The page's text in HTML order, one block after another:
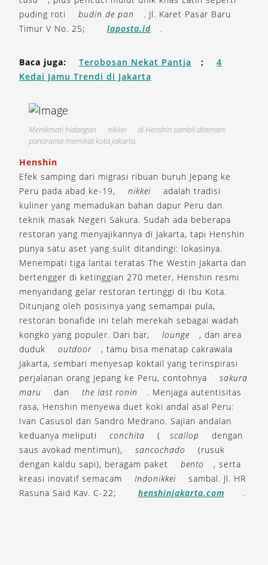
puding roti
budin de pan
. Jl. Karet Pasar Baru
Timur V No. 25;
laposta.id .
Baca juga: Terobosan Nekat Pantja ;
4
Kedai Jamu Trendi di Jakarta
Menikmati hidangan nikkei
di Henshin sambil ditemani
panorama memikat kota Jakarta.
Henshin
Efek samping dari migrasi ribuan buruh Jepang ke
Peru pada abad ke-19,
nikkei
adalah tradisi
kuliner yang memadukan bahan dapur Peru dan
teknik masak Negeri Sakura. Sudah ada beberapa
restoran yang menyajikannya di Jakarta, tapi Henshin
punya satu aset yang sulit ditandingi: lokasinya.
Menempati tiga lantai teratas The Westin Jakarta dan
bertengger di ketinggian 270 meter, Henshin resmi
menyandang gelar restoran tertinggi di Ibu Kota.
Ditunjang oleh posisinya yang semampai pula,
restoran bonafide ini telah merekah sebagai wadah
kongko yang populer. Dari bar,
lounge
, dan area
duduk
outdoor
, tamu bisa menatap cakrawala
Jakarta, sembari menyesap koktail yang terinspirasi
perjalanan orang Jepang ke Peru, contohnya
sakura
maru
dan the last ronin
. Menjaga autentisitas
rasa, Henshin menyewa duet koki andal asal Peru:
Ivan Casusol dan Sandro Medrano. Sajian andalan
keduanya meliputi
conchita ( scallop
dengan
saus avokad mentimun),
sancochado
(rusuk
dengan kaldu sapi), beragam paket
bento
, serta
kreasi inovatif semacam
Indonikkei
sambal. Jl. HR
Rasuna Said Kav. C-22;
henshinjakarta.com .